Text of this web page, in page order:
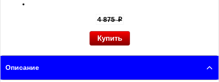
4 875p
Описание